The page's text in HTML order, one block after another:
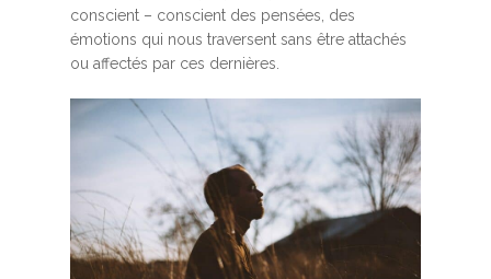
conscient – conscient des pensées, des
émotions qui nous traversent sans être attachés
ou affectés par ces dernières.